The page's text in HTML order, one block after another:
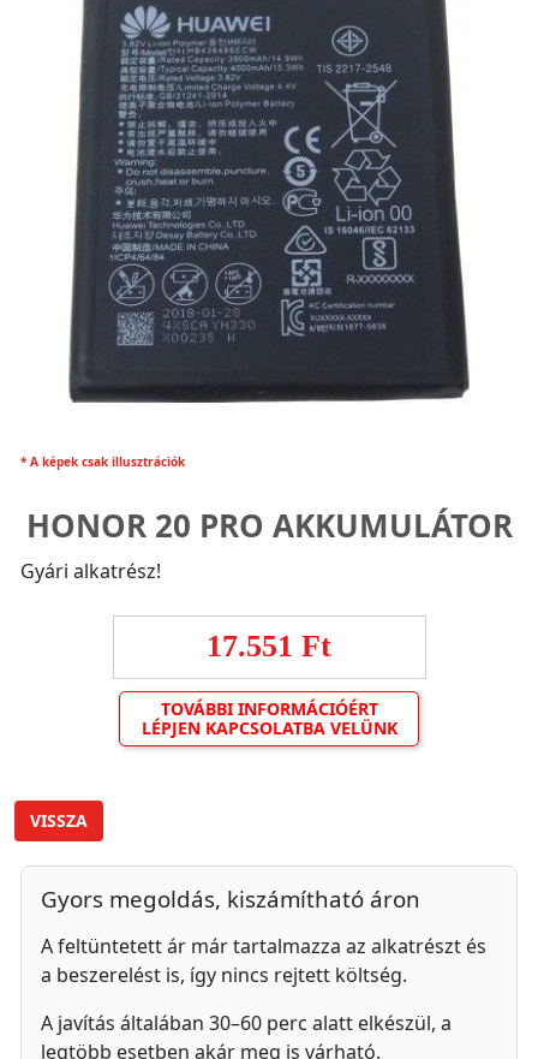
* A képek csak illusztrációk
HONOR 20 PRO AKKUMULÁTOR
Gyári alkatrész!
17.551 Ft
TOVÁBBI INFORMÁCIÓÉRT
LÉPJEN KAPCSOLATBA VELÜNK
VISSZA
Gyors megoldás, kiszámítható áron
A feltüntetett ár már tartalmazza az alkatrészt és
a beszerelést is, így nincs rejtett költség.
A javítás általában 30–60 perc alatt elkészül, a
legtöbb esetben akár meg is várható.